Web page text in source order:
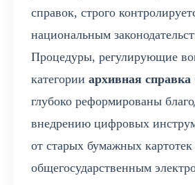
справок, строго
национальным
Процедуры, регулирующие
категории архивная
глубоко реформированы
внедрению цифровых
от старых бумажных
общегосударственным